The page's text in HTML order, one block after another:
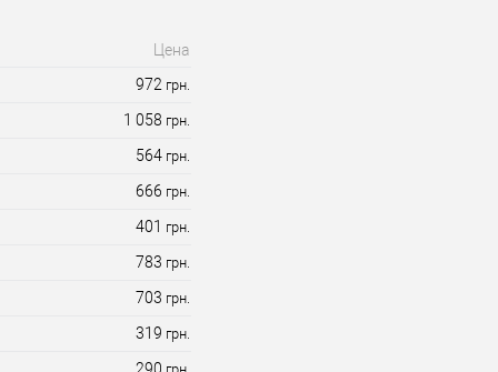
Цена
972 грн.
1 058 грн.
564 грн.
666 грн.
401 грн.
783 грн.
703 грн.
319 грн.